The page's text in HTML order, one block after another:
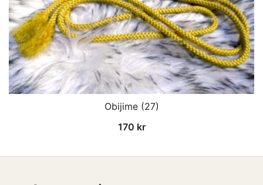
Obijime (27)
170 kr